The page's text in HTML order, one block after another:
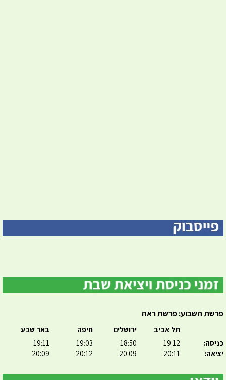
פרשת השבוע: פרשת ראה
כניסה:
יציאה:
תל אביב
19:12
20:11
ירושלים
18:50
20:09
חיפה
19:03
20:12
באר שבע
19:11
20:09